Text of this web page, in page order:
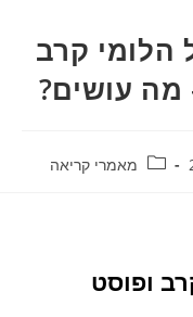
הלומי קרב
מה עושים?
מאמרי קריאה
ופוסט